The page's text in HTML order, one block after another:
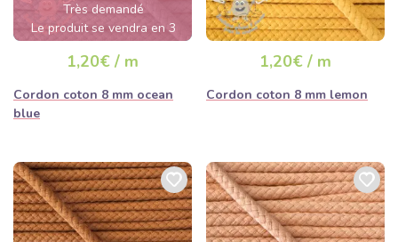
Très demandé
Le produit se vendra en 3
1,20€ / m
Cordon coton 8 mm ocean
blue
1,20€ / m
Cordon coton 8 mm lemon